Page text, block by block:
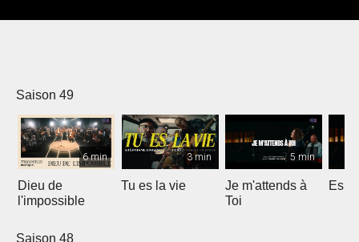
Saison 49
6 min
Dieu de
l'impossible
3 min
Tu es la vie
5 min
Je m'attends à
Toi
Saison 48